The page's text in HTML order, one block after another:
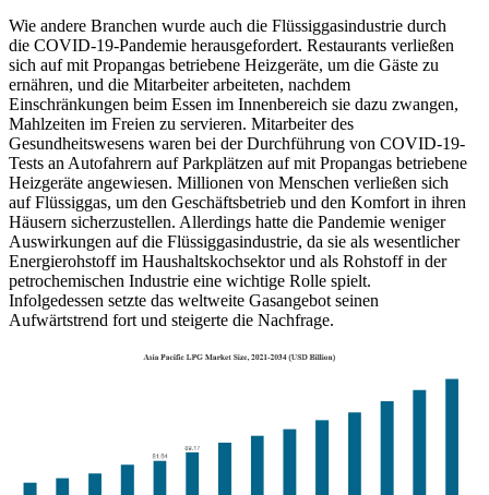
Wie andere Branchen wurde auch die Flüssiggasindustrie durch
die COVID-19-Pandemie herausgefordert. Restaurants verließen
sich auf mit Propangas betriebene Heizgeräte, um die Gäste zu
ernähren, und die Mitarbeiter arbeiteten, nachdem
Einschränkungen beim Essen im Innenbereich sie dazu zwangen,
Mahlzeiten im Freien zu servieren. Mitarbeiter des
Gesundheitswesens waren bei der Durchführung von COVID-19-
Tests an Autofahrern auf Parkplätzen auf mit Propangas betriebene
Heizgeräte angewiesen. Millionen von Menschen verließen sich
auf Flüssiggas, um den Geschäftsbetrieb und den Komfort in ihren
Häusern sicherzustellen. Allerdings hatte die Pandemie weniger
Auswirkungen auf die Flüssiggasindustrie, da sie als wesentlicher
Energierohstoff im Haushaltskochsektor und als Rohstoff in der
petrochemischen Industrie eine wichtige Rolle spielt.
Infolgedessen setzte das weltweite Gasangebot seinen
Aufwärtstrend fort und steigerte die Nachfrage.